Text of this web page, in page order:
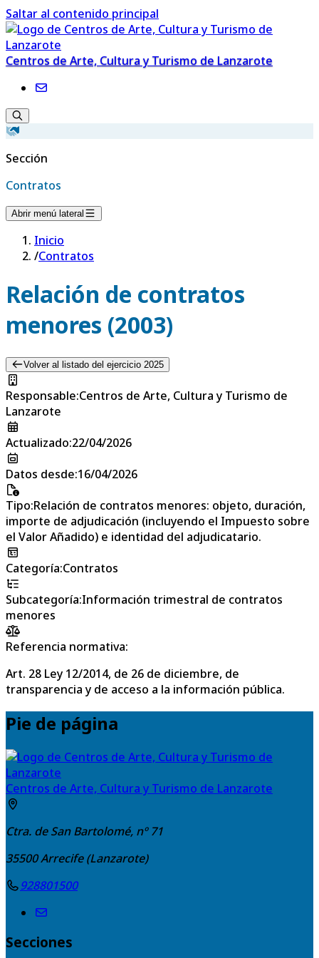
Saltar al contenido principal
Centros de Arte, Cultura y Turismo de Lanzarote
Sección
Contratos
Abrir menú lateral
Inicio
/Contratos
Relación de contratos
menores (2003)
Volver al listado del ejercicio 2025
Responsable:Centros de Arte, Cultura y Turismo de
Lanzarote
Actualizado:22/04/2026
Datos desde:16/04/2026
Tipo:Relación de contratos menores: objeto, duración,
importe de adjudicación (incluyendo el Impuesto sobre
el Valor Añadido) e identidad del adjudicatario.
Categoría:Contratos
Subcategoría:Información trimestral de contratos
menores
Referencia normativa:
Art. 28 Ley 12/2014, de 26 de diciembre, de
transparencia y de acceso a la información pública.
Pie de página
Centros de Arte, Cultura y Turismo de Lanzarote
Ctra. de San Bartolomé, nº 71
35500Arrecife (Lanzarote)
928801500
Secciones